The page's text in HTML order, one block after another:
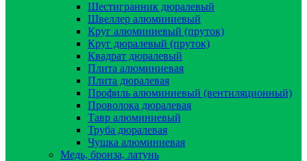
Шестигранник дюралевый
Швеллер алюминиевый
Круг алюминиевый (пруток)
Круг дюралевый (пруток)
Квадрат дюралевый
Плита алюминиевая
Плита дюралевая
Профиль алюминиевый (вентиляционный)
Проволока дюралевая
Тавр алюминиевый
Труба дюралевая
Чушка алюминиевая
Медь, бронза, латунь